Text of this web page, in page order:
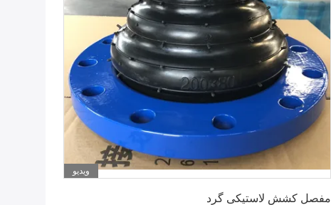
ویدیو
مفصل کشش لاستیکی گرد